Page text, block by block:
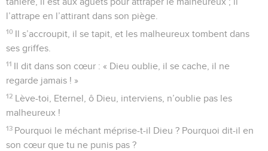
l’attrape en l’attirant dans son piège.
10
Il s’accroupit, il se tapit, et les malheureux tombent dans
ses griffes.
11
Il dit dans son cœur : « Dieu oublie, il se cache, il ne
regarde jamais ! »
12
Lève-toi, Eternel, ô Dieu, interviens, n’oublie pas les
malheureux !
13 Pourquoi le méchant méprise-t-il Dieu ? Pourquoi dit-il en
son cœur que tu ne punis pas ?